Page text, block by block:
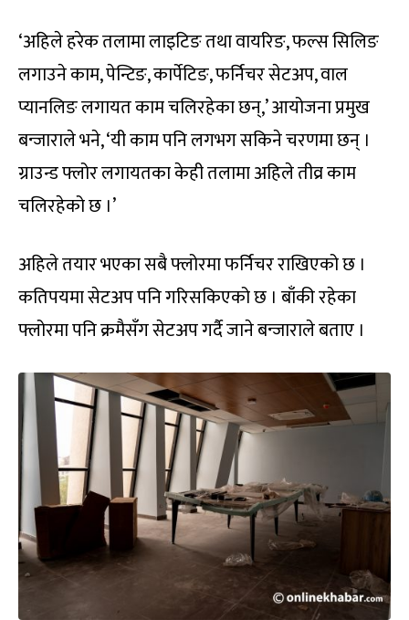
‘अहिले हरेक तलामा लाइटिङ तथा वायरिङ, फल्स सिलिङ
लगाउने काम, पेन्टिङ, कार्पेटिङ, फर्निचर सेटअप, वाल
प्यानलिङ लगायत काम चलिरहेका छन्,’ आयोजना प्रमुख
बन्जाराले भने, ‘यी काम पनि लगभग सकिने चरणमा छन् ।
ग्राउन्ड फ्लोर लगायतका केही तलामा अहिले तीव्र काम
चलिरहेको छ ।’
अहिले तयार भएका सबै फ्लोरमा फर्निचर राखिएको छ ।
कतिपयमा सेटअप पनि गरिसकिएको छ । बाँकी रहेका
फ्लोरमा पनि क्रमैसँग सेटअप गर्दै जाने बन्जाराले बताए ।